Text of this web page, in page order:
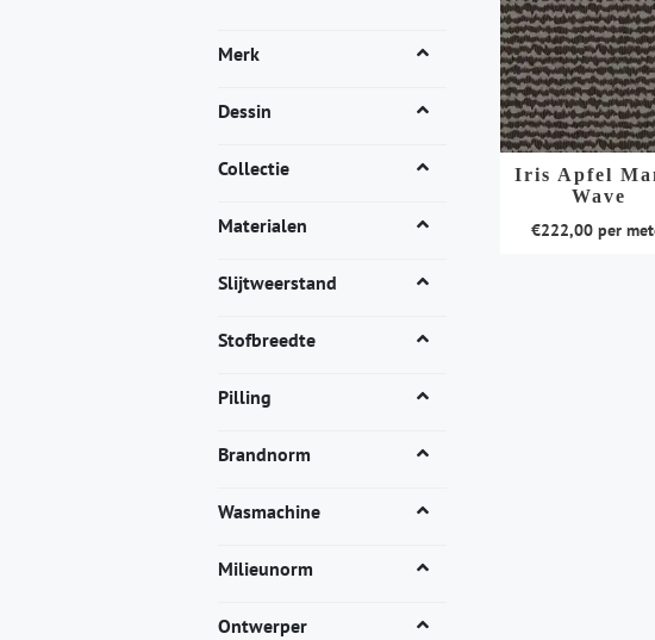
Merk
Dessin
Collectie
Materialen
Slijtweerstand
Stofbreedte
Pilling
Brandnorm
Wasmachine
Milieunorm
Ontwerper
Iris Apfel
Wave
€222,00per